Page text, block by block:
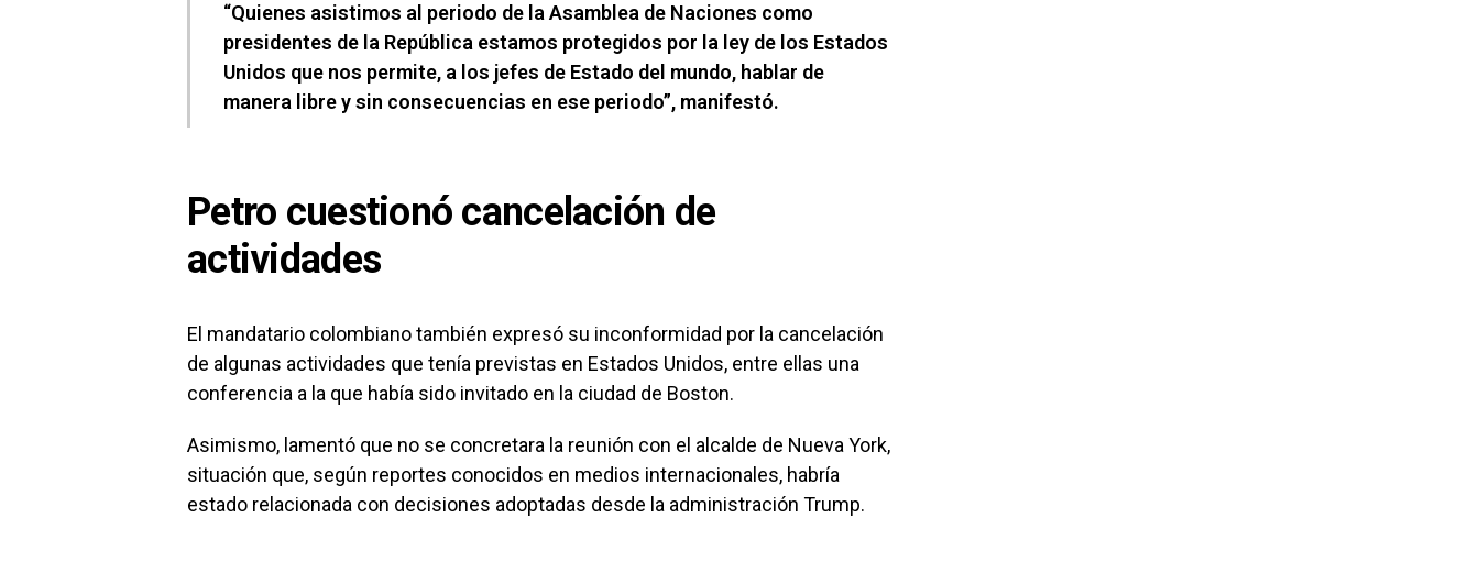
“Quienes asistimos al periodo de la Asamblea de Naciones como
presidentes de la República estamos protegidos por la ley de los Estados
Unidos que nos permite, a los jefes de Estado del mundo, hablar de
manera libre y sin consecuencias en ese periodo”, manifestó.
Petro cuestionó cancelación de
actividades
El mandatario colombiano también expresó su inconformidad por la cancelación
de algunas actividades que tenía previstas en Estados Unidos, entre ellas una
conferencia a la que había sido invitado en la ciudad de Boston.
Asimismo, lamentó que no se concretara la reunión con el alcalde de Nueva York,
situación que, según reportes conocidos en medios internacionales, habría
estado relacionada con decisiones adoptadas desde la administración Trump.